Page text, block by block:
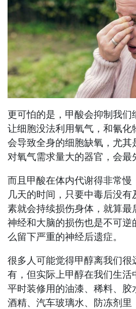
更可怕的是，甲酸会抑制我们
让细胞没法利用氧气，和氰化
会导致全身的细胞缺氧，尤其
对氧气需求量大的器官，会最
而且甲酸在体内代谢得非常慢
几天的时间，只要中毒后没
素就会持续损伤身体，就算最
神经和大脑的损伤也是不可逆
么留下严重的神经后遗症。
很多人可能觉得甲醇离我们很
有，但实际上甲醇在我们生活
平时装修用的油漆、稀料、胶
酒精、汽车玻璃水、防冻剂里